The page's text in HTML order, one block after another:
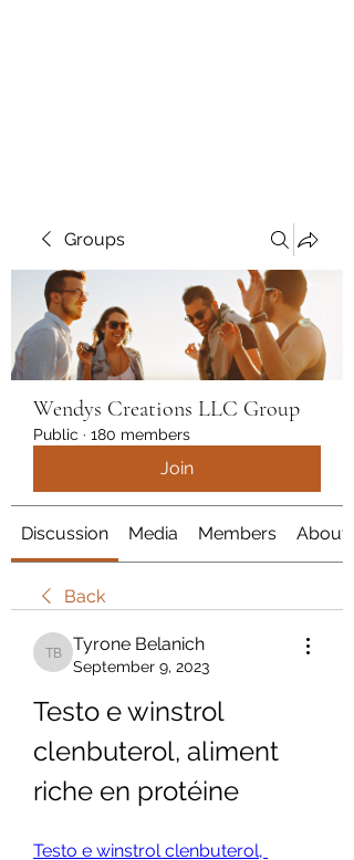
Groups
Wendys Creations LLC Group
Public · 180 members
Join
Discussion Media Members About
Back
Tyrone Belanich
Tyrone Belanich
September 9, 2023
Testo e winstrol
clenbuterol, aliment
riche en protéine
Testo e winstrol clenbuterol,